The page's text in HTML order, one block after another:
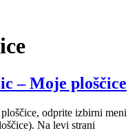
– Moje ploščice
odprite izbirni meni
Na levi strani